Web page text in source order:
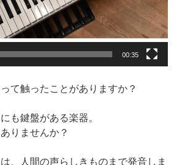
00:35
て触ったことがありますか？
も鍵盤がある楽器。
りませんか？
、人間の声らしきものまで発音しま